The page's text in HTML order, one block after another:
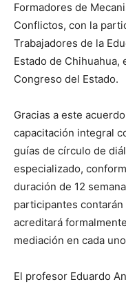
Formadores de
Conflictos, con la
Trabajadores de la
Estado de Chihuahua,
Congreso del Estado.
Gracias a este
capacitación integral
guías de círculo de
especializado,
duración de 12
participantes
acreditará
mediación en cada
El profesor Eduardo